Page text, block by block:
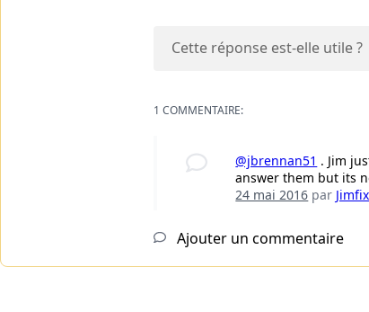
Cette réponse est-elle utile ?
1 COMMENTAIRE:
@jbrennan51 . Jim
answer them but its
24 mai 2016 par
Ajouter un commentaire